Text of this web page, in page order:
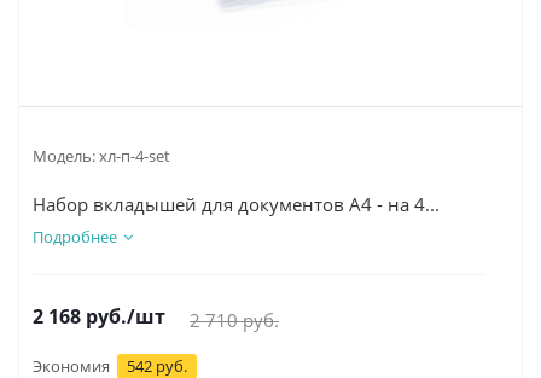
Модель:хл-п-4-set
Набор вкладышей для документов А4 - на 4...
Подробнее
2 168 руб./шт 2 710руб.
Экономия 542 руб.